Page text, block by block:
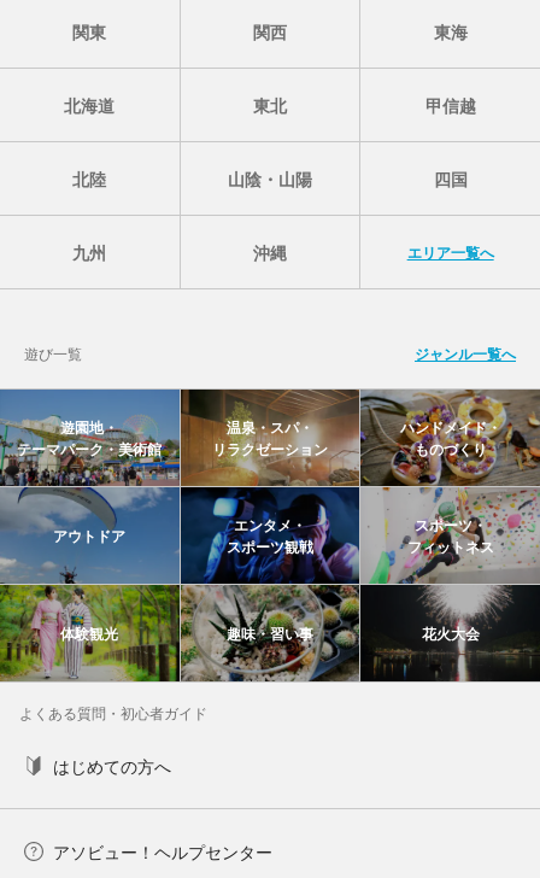
関東 関西 東海
北海道 東北 甲信越
北陸 山陰・山陽 四国
九州 沖縄 エリア一覧へ
遊び一覧 ジャンル一覧へ
遊園地・
テーマパーク・美術館
温泉・スパ・
リラクゼーション
ハンドメイド・
ものづくり
アウトドア
エンタメ・
スポーツ観戦
スポーツ・
フィットネス
体験観光 趣味・習い事 花火大会
よくある質問・初心者ガイド
はじめての方へ
アソビュー！ヘルプセンター